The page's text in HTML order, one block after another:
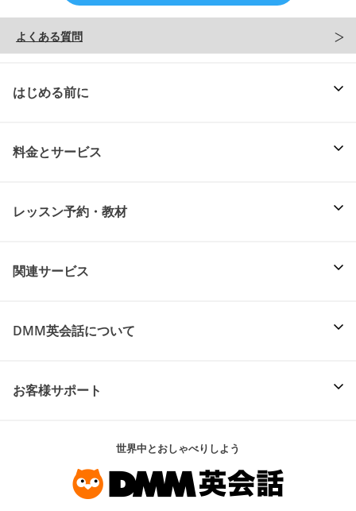
よくある質問
はじめる前に
料金とサービス
レッスン予約・教材
関連サービス
DMM英会話について
お客様サポート
世界中とおしゃべりしよう